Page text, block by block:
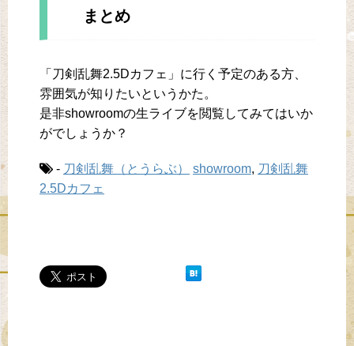
まとめ
「刀剣乱舞2.5Dカフェ」に行く予定のある方、
雰囲気が知りたいというかた。
是非showroomの生ライブを閲覧してみてはいか
がでしょうか？
- 刀剣乱舞（とうらぶ） showroom, 刀剣乱舞
2.5Dカフェ